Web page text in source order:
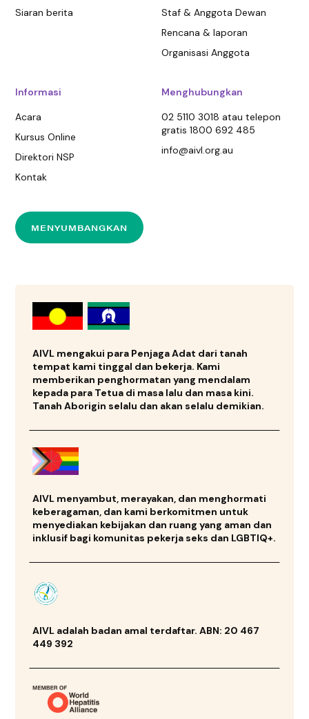
Siaran berita
Staf & Anggota Dewan
Rencana & laporan
Organisasi Anggota
Informasi
Acara
Kursus Online
Direktori NSP
Kontak
Menghubungkan
02 5110 3018 atau telepon
gratis 1800 692 485
info@aivl.org.au
MENYUMBANGKAN
AIVL mengakui para Penjaga Adat dari tanah
tempat kami tinggal dan bekerja. Kami
memberikan penghormatan yang mendalam
kepada para Tetua di masa lalu dan masa kini.
Tanah Aborigin selalu dan akan selalu demikian.
AIVL menyambut, merayakan, dan menghormati
keberagaman, dan kami berkomitmen untuk
menyediakan kebijakan dan ruang yang aman dan
inklusif bagi komunitas pekerja seks dan LGBTIQ+.
AIVL adalah badan amal terdaftar. ABN: 20 467
449 392